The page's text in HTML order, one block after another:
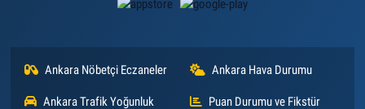
Ankara Nöbetçi Eczaneler Ankara Hava Durumu
Ankara Trafik Yoğunluk Puan Durumu ve Fikstür